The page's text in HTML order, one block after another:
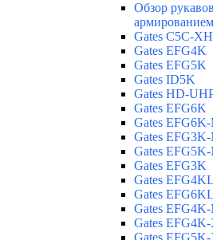
Обзор
армированием
Gates C5C-
Gates EFG4K
Gates EFG5K
Gates ID5K
Gates HD-
Gates EFG6K
Gates
Gates
Gates
Gates EFG3K
Gates EFG4KL
Gates EFG6KL
Gates
Gates